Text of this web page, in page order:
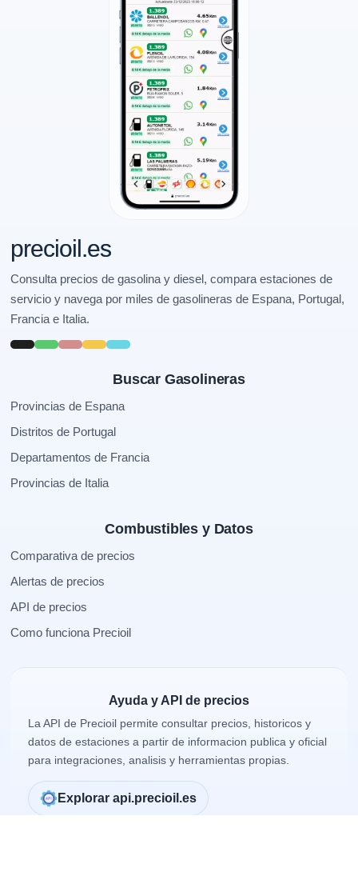
precioil.es
Consulta precios de gasolina y diesel, compara estaciones de
servicio y navega por miles de gasolineras de Espana, Portugal,
Francia e Italia.
Buscar Gasolineras
Provincias de Espana
Distritos de Portugal
Departamentos de Francia
Provincias de Italia
Combustibles y Datos
Comparativa de precios
Alertas de precios
API de precios
Como funciona Precioil
Ayuda y API de precios
La API de Precioil permite consultar precios, historicos y
datos de estaciones a partir de informacion publica y oficial
para integraciones, analisis y herramientas propias.
Explorar api.precioil.es